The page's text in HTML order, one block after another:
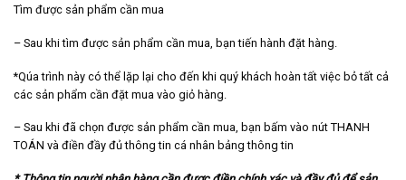
Tìm được sản phẩm cần mua
– Sau khi tìm được sản phẩm cần mua, bạn tiến hành đặt hàng.
*Qúa trình này có thể lặp lại cho đến khi quý khách hoàn tất việc bỏ tất cả
các sản phẩm cần đặt mua vào giỏ hàng.
– Sau khi đã chọn được sản phẩm cần mua, bạn bấm vào nút THANH
TOÁN và điền đầy đủ thông tin cá nhân bảng thông tin